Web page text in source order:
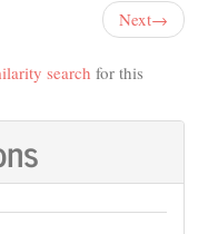
Next→
search for this